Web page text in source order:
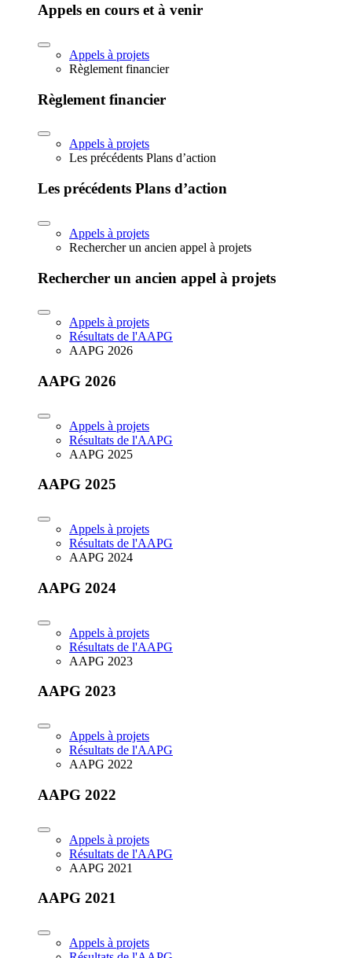
Appels en cours et à venir
Appels à projets
Règlement financier
Règlement financier
Appels à projets
Les précédents Plans d’action
Les précédents Plans d’action
Appels à projets
Rechercher un ancien appel à projets
Rechercher un ancien appel à projets
Appels à projets
Résultats de l'AAPG
AAPG 2026
AAPG 2026
Appels à projets
Résultats de l'AAPG
AAPG 2025
AAPG 2025
Appels à projets
Résultats de l'AAPG
AAPG 2024
AAPG 2024
Appels à projets
Résultats de l'AAPG
AAPG 2023
AAPG 2023
Appels à projets
Résultats de l'AAPG
AAPG 2022
AAPG 2022
Appels à projets
Résultats de l'AAPG
AAPG 2021
AAPG 2021
Appels à projets